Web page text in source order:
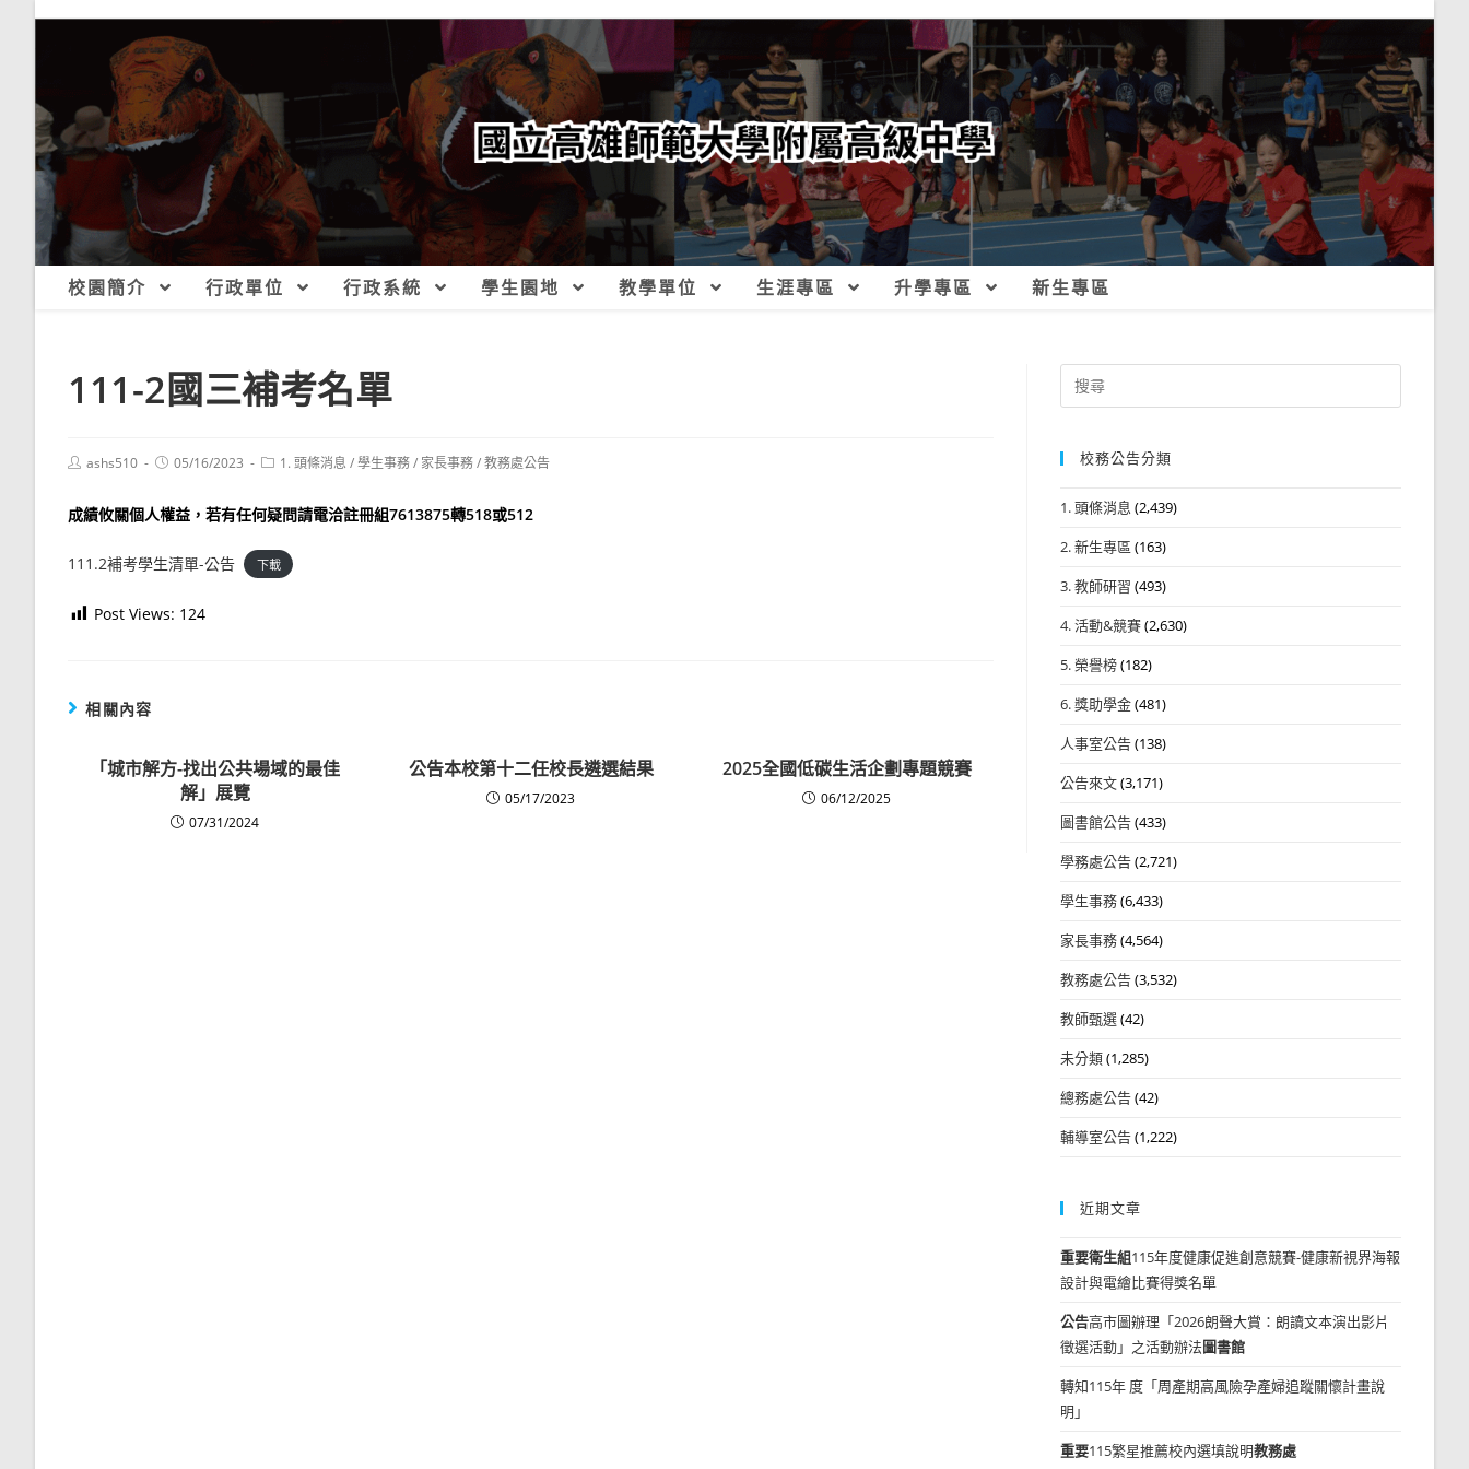
校園簡介 行政單位 行政系統 學生園地 教學單位 生涯專區 升學專區 新生專區
111-2國三補考名單
Postashs510
Post05/16/2023
Post1. 頭條消息 /學生事務/ 家長事務/教務處公告
成績攸關個人權益，若有任何疑問請電洽註冊組7613875轉518或512
111.2補考學生清單-公告 下載
Post Views: 124
相關內容
「城市解方-找出公共場域的最佳
解」展覽
07/31/2024
公告本校第十二任校長遴選結果
05/17/2023
2025全國低碳生活企劃專題競賽
06/12/2025
Search
for:
校務公告分類
1. 頭條消息 (2,439)
2. 新生專區 (163)
3. 教師研習 (493)
4. 活動&競賽(2,630)
5. 榮譽榜(182)
6. 獎助學金(481)
人事室公告(138)
公告來文(3,171)
圖書館公告(433)
學務處公告(2,721)
學生事務(6,433)
家長事務(4,564)
教務處公告(3,532)
教師甄選(42)
未分類(1,285)
總務處公告(42)
輔導室公告(1,222)
近期文章
重要衛生組115年度健康促進創意競賽-健康新視界海報
設計與電繪比賽得獎名單
公告高市圖辦理「2026朗聲大賞：朗讀文本演出影片
徵選活動」之活動辦法圖書館
轉知115年 度「周產期高風險孕產婦追蹤關懷計畫說
明」
重要115繁星推薦校內選填說明教務處